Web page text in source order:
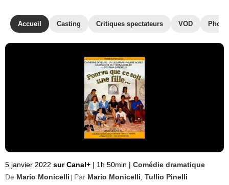
Accueil Casting Critiques spectateurs VOD
5 janvier 2022 sur Canal+ | 1h 50min | Comédie dramatique
De Mario Monicelli Par Mario Monicelli Tullio Pinelli